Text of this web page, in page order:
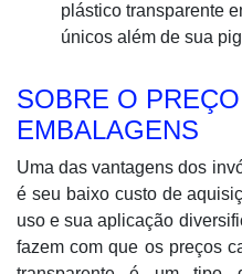
plástico transparente
únicos além de sua
SOBRE O
EMBALAGENS
Uma das vantagens dos
é seu baixo custo de
uso e sua aplicação
fazem com que os preços